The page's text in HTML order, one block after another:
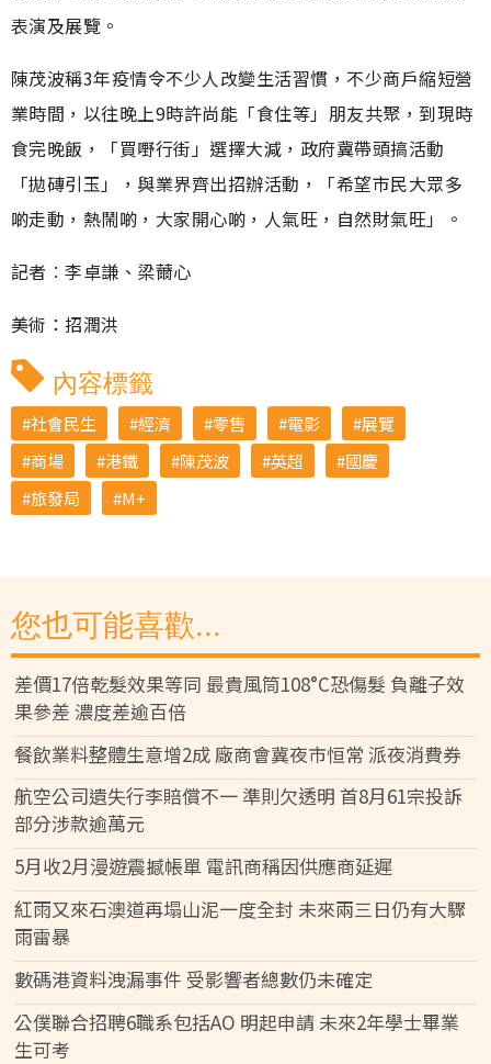
表演及展覽。
陳茂波稱3年疫情令不少人改變生活習慣，不少商戶縮短營
業時間，以往晚上9時許尚能「食住等」朋友共聚，到現時
食完晚飯，「買嘢行街」選擇大減，政府冀帶頭搞活動
「拋磚引玉」，與業界齊出招辦活動，「希望市民大眾多
啲走動，熱鬧啲，大家開心啲，人氣旺，自然財氣旺」。
記者︰李卓謙、梁薾心
美術：招潤洪
內容標籤
社會民生 經濟 零售 電影
展覽
商場
港鐵 陳茂波 英超
國慶
旅發局
M+
您也可能喜歡...
差價17倍乾髮效果等同 最貴風筒108°C恐傷髮 負離子效
果參差 濃度差逾百倍
餐飲業料整體生意增2成 廠商會冀夜市恒常 派夜消費券
航空公司遺失行李賠償不一 準則欠透明 首8月61宗投訴
部分涉款逾萬元
5月收2月漫遊震撼帳單 電訊商稱因供應商延遲
紅雨又來石澳道再塌山泥一度全封 未來兩三日仍有大驟
雨雷暴
數碼港資料洩漏事件 受影響者總數仍未確定
公僕聯合招聘6職系包括AO 明起申請 未來2年學士畢業
生可考